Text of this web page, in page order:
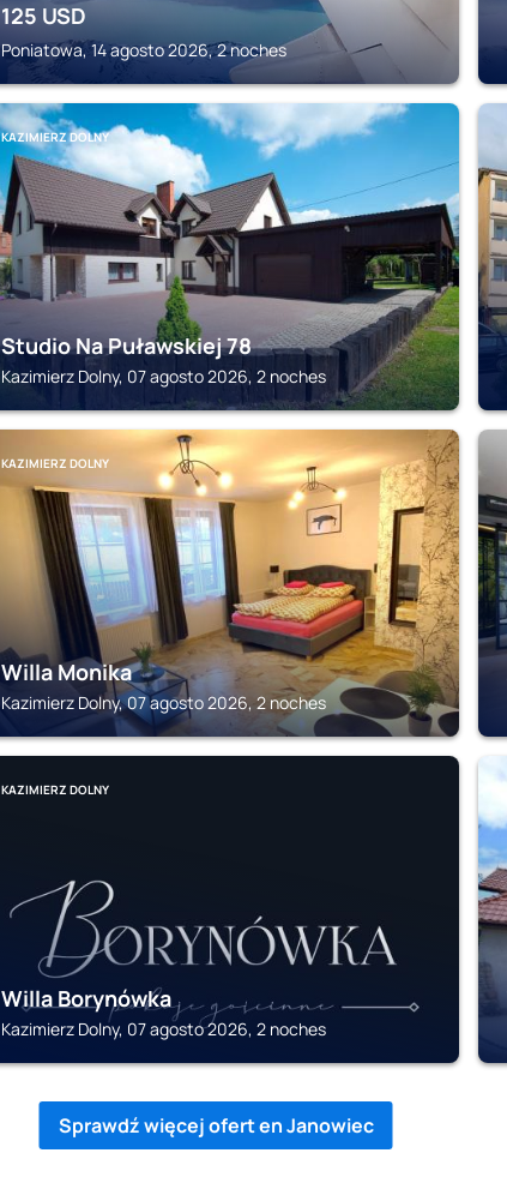
125 USD
Poniatowa, 14 agosto 2026, 2 noches
KAZIMIERZ DOLNY
Studio Na Puławskiej 78
Kazimierz Dolny, 07 agosto 2026, 2 noches
KAZIMIERZ DOLNY
Willa Monika
Kazimierz Dolny, 07 agosto 2026, 2 noches
KAZIMIERZ DOLNY
Willa Borynówka
Kazimierz Dolny, 07 agosto 2026, 2 noches
Sprawdź więcej ofert en Janowiec